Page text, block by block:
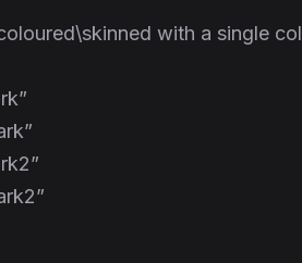
with a single